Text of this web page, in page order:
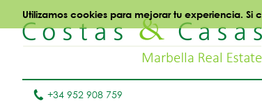
Utilizamos cookies para mejorar tu experiencia. Si
+34 952 908 759